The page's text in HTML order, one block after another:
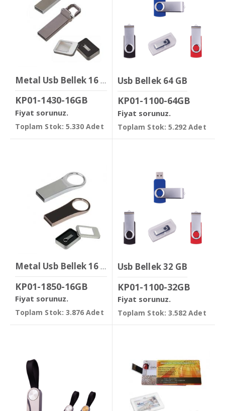
Metal Usb Bellek 16 GB
KP01-1430-16GB
Fiyat sorunuz.
Toplam Stok: 5.330 Adet
Usb Bellek 64 GB
KP01-1100-64GB
Fiyat sorunuz.
Toplam Stok: 5.292 Adet
Metal Usb Bellek 16 GB
KP01-1850-16GB
Fiyat sorunuz.
Toplam Stok: 3.876 Adet
Usb Bellek 32 GB
KP01-1100-32GB
Fiyat sorunuz.
Toplam Stok: 3.582 Adet